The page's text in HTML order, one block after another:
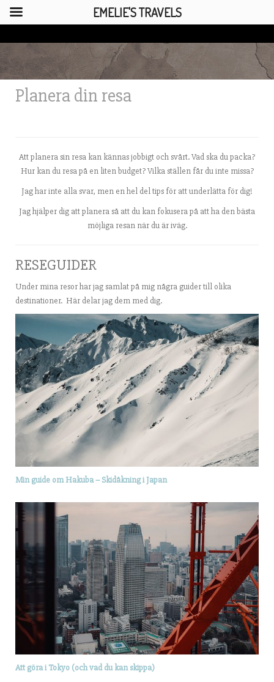
to
Planera din resa
Att planera sin resa kan kännas jobbigt och svårt. Vad ska du packa?
Hur kan du resa på en liten budget? Vilka ställen får du inte missa?
Jag har inte alla svar, men en hel del tips för att underlätta för dig!
Jag hjälper dig att planera så att du kan fokusera på att ha den bästa
möjliga resan när du är iväg.
RESEGUIDER
Under mina resor har jag samlat på mig några guider till olika
destinationer. Här delar jag dem med dig.
Min guide om Hakuba – Skidåkning i Japan
Att göra i Tokyo (och vad du kan skippa)
EMELIE'S TRAVELS